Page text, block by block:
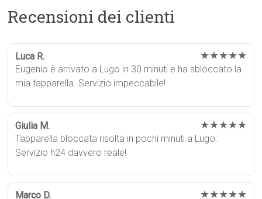
Recensioni dei clienti
Luca R. ★★★★★
Eugenio è arrivato a Lugo in 30 minuti e ha sbloccato la
mia tapparella. Servizio impeccabile!
Giulia M. ★★★★★
Tapparella bloccata risolta in pochi minuti a Lugo.
Servizio h24 davvero reale!
Marco D. ★★★★★